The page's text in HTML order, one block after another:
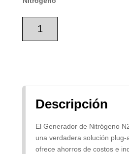
-
NGP+Descripción
El Generador de Nitrógeno
una verdadera solución plug-
ofrece ahorros de costos e